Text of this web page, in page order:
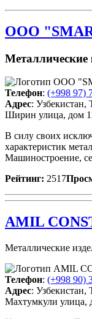
OOO
Металлические
Телефон: (+998 97)
Адрес: Узбекистан,
Ширин улица, дом
В силу своих
характеристик
Машиностроение,
Рейтинг: 2517
AMIL
Металлические
Телефон: (+998 90)
Адрес:
Махтумкули улица,